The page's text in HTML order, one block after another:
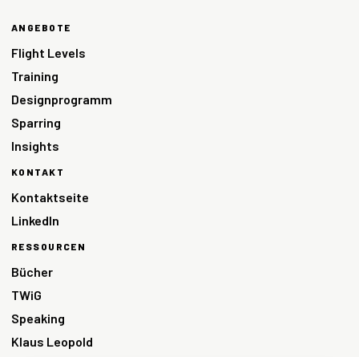
ANGEBOTE
Flight Levels
Training
Designprogramm
Sparring
Insights
KONTAKT
Kontaktseite
LinkedIn
RESSOURCEN
Bücher
TWiG
Speaking
Klaus Leopold